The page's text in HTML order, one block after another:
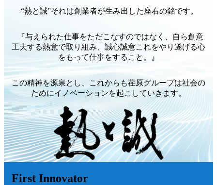
“熱と誠”それは創業者が生み出した座右の銘です。
『与えられた仕事をただこなすのではなく、自ら創意
工夫する熱意で取り組み、誠心誠意これをやり遂げる心
をもって仕事をすること。』
この精神を源泉とし、これからも荏原グループは社会の
ためにイノベーションを起こしていきます。
First Innovator